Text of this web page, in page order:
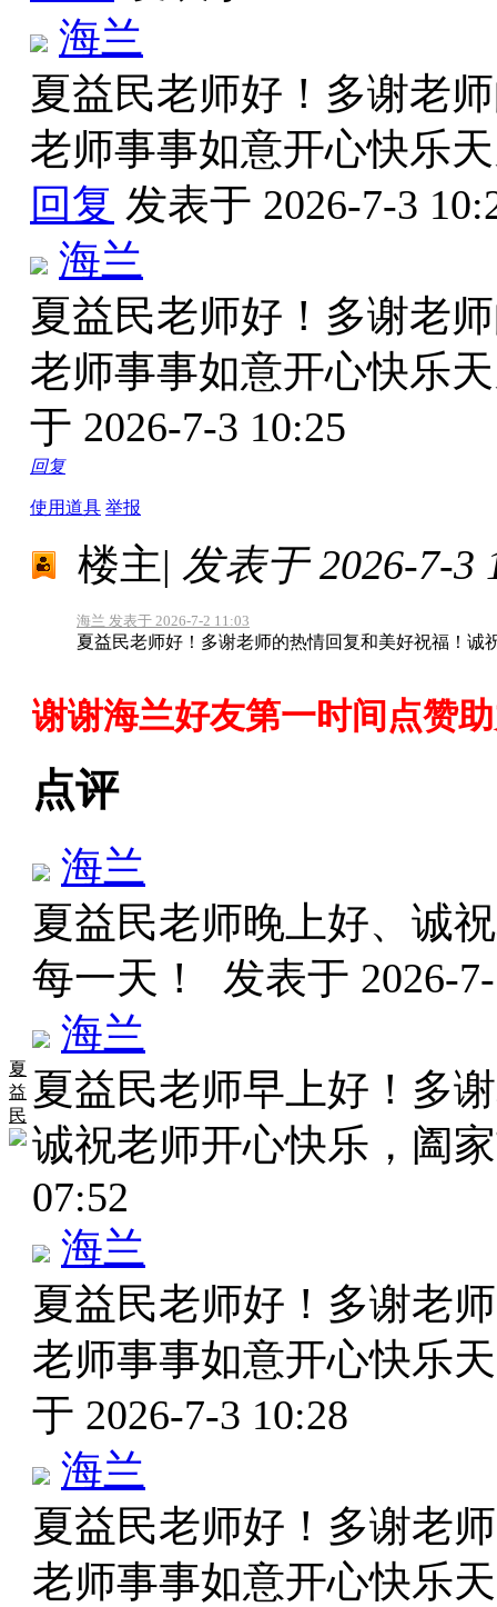
海兰
夏益民老师好！多谢老
老师事事如意开心快乐
回复 发表于 2026-7-3
海兰
夏益民老师好！多谢老
老师事事如意开心快乐
于 2026-7-3 10:25
回复
使用道具 举报
夏
益
民
楼主| 发表于 2026-7-3
海兰 发表于 2026-7-2 11:03
夏益民老师好！多谢老师的热情回复和美好祝福！
谢谢海兰好友第一时间点赞
点评
海兰
夏益民老师晚上好、诚
每一天！ 发表于 2026-
海兰
夏益民老师早上好！多
诚祝老师开心快乐，阖
07:52
海兰
夏益民老师好！多谢老
老师事事如意开心快乐
于 2026-7-3 10:28
海兰
夏益民老师好！多谢老
老师事事如意开心快乐